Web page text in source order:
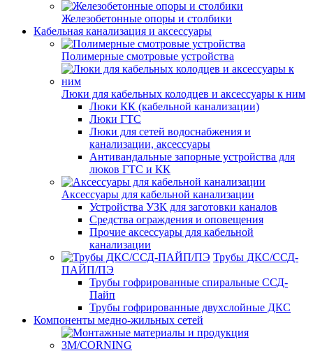
Железобетонные опоры и столбики
Кабельная канализация и аксессуары
Полимерные смотровые устройства
Люки для кабельных колодцев и аксессуары к ним
Люки КК (кабельной канализации)
Люки ГТС
Люки для сетей водоснабжения и
канализации, аксессуары
Антивандальные запорные устройства для
люков ГТС и КК
Аксессуары для кабельной канализации
Устройства УЗК для заготовки каналов
Средства ограждения и оповещения
Прочие аксессуары для кабельной
канализации
Трубы ДКС/ССД-
ПАЙП/ПЭ
Трубы гофрированные спиральные ССД-
Пайп
Трубы гофрированные двухслойные ДКС
Компоненты медно-жильных сетей